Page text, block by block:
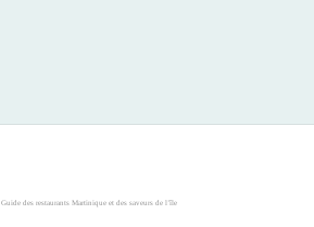
Guide des restaurants Martinique et des saveurs de l’île